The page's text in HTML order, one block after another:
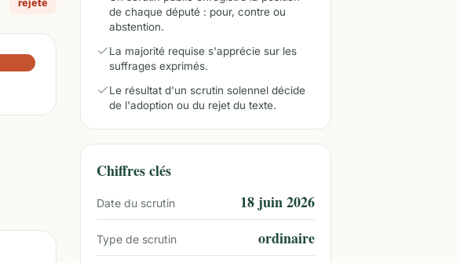
rejeté
de chaque député : pour, contre ou
abstention.
La majorité requise s'apprécie sur les
suffrages exprimés.
Le résultat d'un scrutin solennel décide
de l'adoption ou du rejet du texte.
Chiffres clés
Date du scrutin 18 juin 2026
Type de scrutin ordinaire